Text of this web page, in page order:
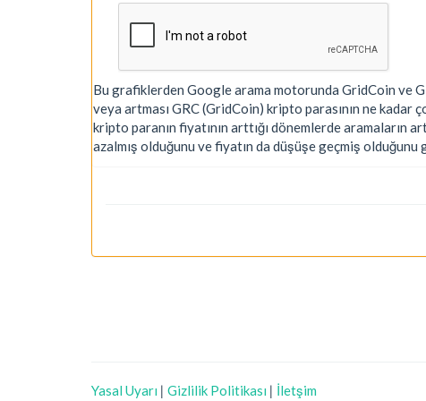
Bu grafiklerden Google arama motorunda GridCoin ve
veya artması GRC (GridCoin) kripto parasının ne kadar
kripto paranın fiyatının arttığı dönemlerde aramaların
azalmış olduğunu ve fiyatın da düşüşe geçmiş
Yasal Uyarı | Gizlilik Politikası | İletşim